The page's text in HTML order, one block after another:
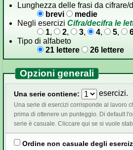
Lunghezza delle frasi da cifrare/
brevi
medie
Negli esercizi Cifra/decifra le
1, 2, 3, 4, 5,
Tipo di alfabeto
21 lettere
26 lettere
Opzioni generali
Una serie contiene: esercizi.
Una serie di esercizi corrisponde al lavoro
prima di ottenere un punteggio. Di default l'ordine degli esercizi in una
serie è casuale. Cliccare qui se si
Ordine non casuale degli